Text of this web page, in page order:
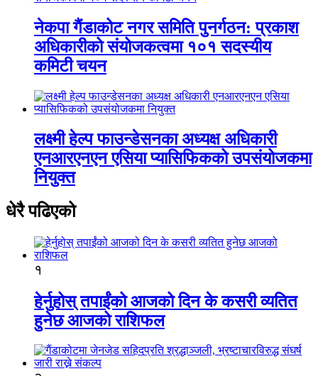
नेकपा गैंडाकोट नगर समिति पुनर्गठन: प्रकाश
अधिकारीको संयोजकत्वमा १०१ सदस्यीय
कमिटी चयन
लक्ष्मी हेल्प फाउन्डेसनका अध्यक्ष अधिकारी
एनआरएनएन एसिया प्यासिफिकको उपसंयोजकमा
नियुक्त
धेरै पढिएको
१
हेर्नुहोस् तपाईंको आजको दिन के कसरी व्यतित
हुनेछ आजको राशिफल